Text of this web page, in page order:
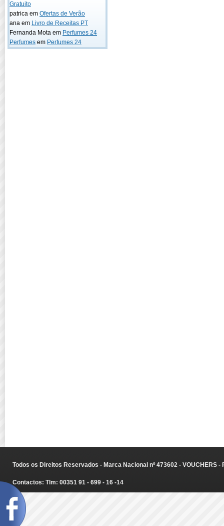
Gratuito
patrica em Ofertas de Verão
ana em Livro de Receitas PT
Fernanda Mota em Perfumes 24
Perfumes em Perfumes 24
Todos os Direitos Reservados - Marca Nacional nº 473602 - VOUCHERS
Contactos: Tlm: 00351 91 - 699 - 16 -14